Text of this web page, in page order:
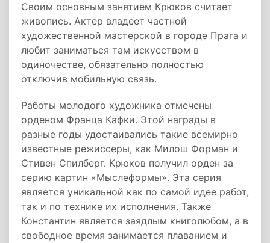
Своим основным занятием Крюков считает
живопись. Актер владеет частной
художественной мастерской в городе Прага и
любит заниматься там искусством в
одиночестве, обязательно полностью
отключив мобильную связь.
Работы молодого художника отмечены
орденом Франца Кафки. Этой награды в
разные годы удостаивались такие всемирно
известные режиссеры, как Милош Форман и
Стивен Спилберг. Крюков получил орден за
серию картин «Мыслеформы». Эта серия
является уникальной как по самой идее работ,
так и по технике их исполнения. Также
Константин является заядлым книголюбом, а в
свободное время занимается плаванием и